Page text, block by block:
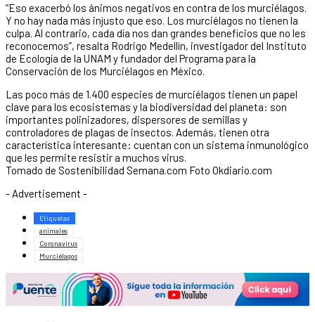
“Eso exacerbó los ánimos negativos en contra de los murciélagos.
Y no hay nada más injusto que eso. Los murciélagos no tienen la
culpa. Al contrario, cada día nos dan grandes beneficios que no les
reconocemos”, resalta Rodrigo Medellín, investigador del Instituto
de Ecología de la UNAM y fundador del Programa para la
Conservación de los Murciélagos en México.
Las poco más de 1.400 especies de murciélagos tienen un papel
clave para los ecosistemas y la biodiversidad del planeta: son
importantes polinizadores, dispersores de semillas y
controladores de plagas de insectos. Además, tienen otra
característica interesante: cuentan con un sistema inmunológico
que les permite resistir a muchos virus.
Tomado de Sostenibilidad Semana.com Foto Okdiario.com
- Advertisement -
Etiquetas
animales
Coronavirus
Murciélagos